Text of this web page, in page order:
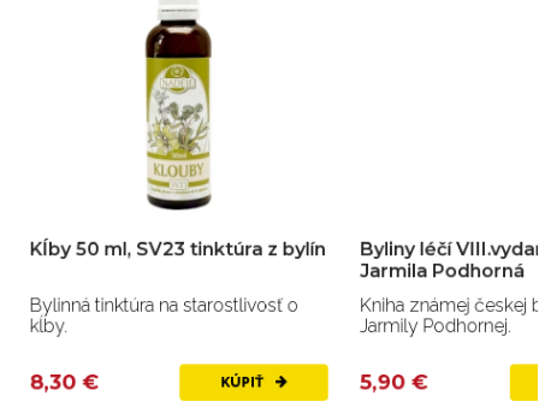
Kĺby 50 ml, SV23 tinktúra z bylín
Bylinná tinktúra na starostlivosť o
kĺby.
8,30 € KÚPIŤ
Byliny léčí
Jarmila Podhorná
Kniha známej českej
Jarmily Podhornej.
5,90 €